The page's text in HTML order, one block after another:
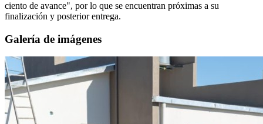
ciento de avance", por lo que se encuentran próximas a su
finalización y posterior entrega.
Galería de imágenes